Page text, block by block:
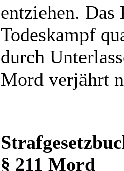
entziehen.
Todeskampf
durch
Mord verjährt
§ 211 Mord